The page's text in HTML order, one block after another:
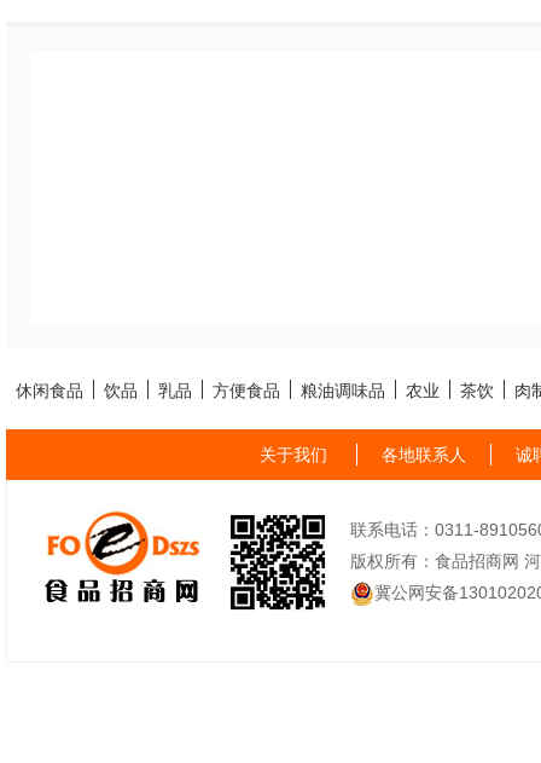
休闲食品 饮品 乳品 方便食品 粮油调味品 农业 茶饮 肉
关于我们 各地联系人 诚
联系电话：0311-
版权所有：食品招商网
冀公网安备